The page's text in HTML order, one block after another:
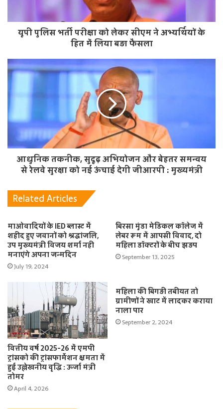
यूपी पुलिस भर्ती परीक्षा को लेकर सीएम ने अभ्यर्थियों के
हित में लिया बड़ा फैसला
आधुनिक तकनीक, सुदृढ़ अभियोजन और बेहतर समन्वय
से रेलवे सुरक्षा को नई ऊंचाई देगी जीआरपी : मुख्यमंत्री
Related Articles
माओवादियों के IED ब्लास्ट में
शहीद हुए जवानों को श्रद्धांजलि,
उप मुख्यमंत्री विजय शर्मा नही
मनाएंगे अपना जन्मदिन
July 19, 2024
बिरसा मुंडा मेडिकल कॉलेज में
लेबर रूम में आपसी विवाद, दो
महिला डॉक्टरों के बीच झड़प
September 13, 2025
वित्तीय वर्ष 2025-26 में एमपी
ट्रांसको की ट्रांसफार्मेशन क्षमता में
हुई उल्लेखनीय वृद्धि : ऊर्जा मंत्री
तोमर
April 4, 2026
महिला की बिगड़ी तबीयत तो
ग्रामीणों ने खाट में लादकर कराया
नाला पार
September 2, 2024